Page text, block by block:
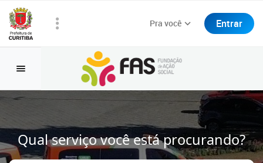
Pra você Entrar
Qual serviço você está procurando?